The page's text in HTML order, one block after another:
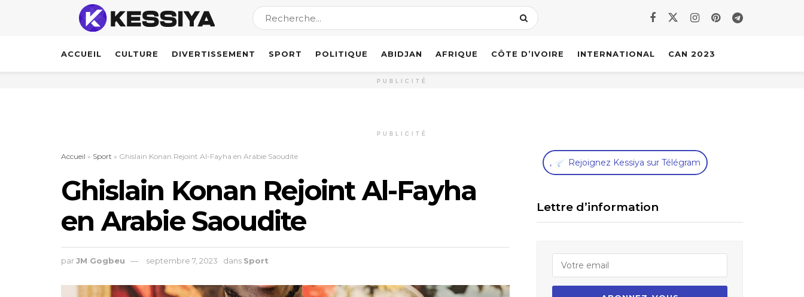
ACCUEIL CULTURE DIVERTISSEMENT SPORT POLITIQUE ABIDJAN AFRIQUE CÔTE D’IVOIRE INTERNATIONAL CAN 2023
PUBLICITÉ
PUBLICITÉ
Accueil » Sport » Ghislain Konan Rejoint Al-Fayha en Arabie Saoudite
Ghislain Konan Rejoint Al-Fayha
en Arabie Saoudite
parJM Gogbeu septembre 7, 2023 dans Sport
, Rejoignez Kessiya sur Télégram
Lettre d’information